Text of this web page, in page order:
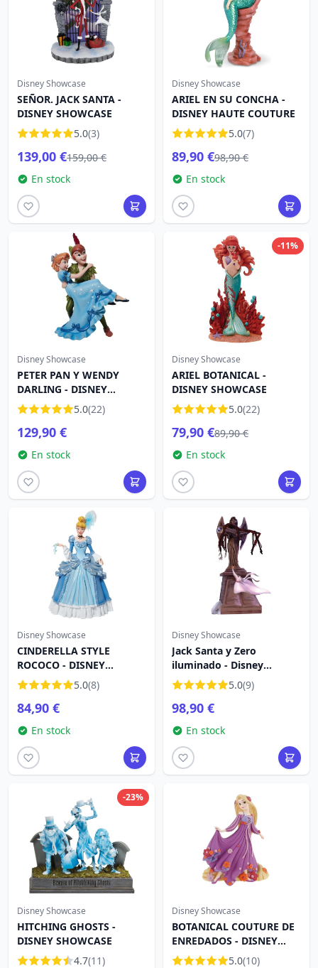
Disney Showcase
SEÑOR. JACK SANTA -
DISNEY SHOWCASE
5.0(3)
139,00 €159,00 €
En stock
Disney Showcase
ARIEL EN SU CONCHA -
DISNEY HAUTE COUTURE
5.0(7)
89,90 €98,90 €
En stock
Disney Showcase
PETER PAN Y WENDY
DARLING - DISNEY
SHOWCASE 5.0(22)
129,90 €
En stock
-11%
Disney Showcase
ARIEL BOTANICAL -
DISNEY SHOWCASE
5.0(22)
79,90 €89,90 €
En stock
Disney Showcase
CINDERELLA STYLE
ROCOCO - DISNEY
SHOWCASE HAUTE
COUTURE
5.0(8)
84,90 €
En stock
Disney Showcase
Jack Santa y Zero
iluminado - Disney
Showcase
5.0(9)
98,90 €
En stock
-23%
Disney Showcase
HITCHING GHOSTS -
DISNEY SHOWCASE
4.7(11)
Disney Showcase
BOTANICAL COUTURE DE
ENREDADOS - DISNEY
SHOWCASE 5.0(10)